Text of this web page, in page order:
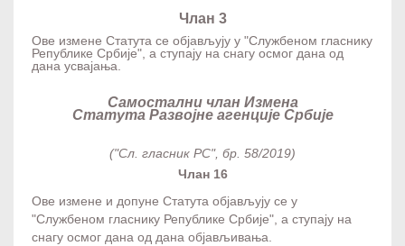
Члан 3
Ове измене Статута се објављују у "Службеном гласнику
Републике Србије", а ступају на снагу осмог дана од
дана усвајања.
Самостални члан Измена
Статута Развојне агенције Србије
("Сл. гласник РС", бр. 58/2019)
Члан 16
Ове измене и допуне Статута објављују се у
"Службеном гласнику Републике Србије", а ступају на
снагу осмог дана од дана објављивања.